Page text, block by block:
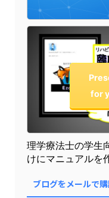
for
理学療法士の学生
けにマニュアルを
ブログをメールで